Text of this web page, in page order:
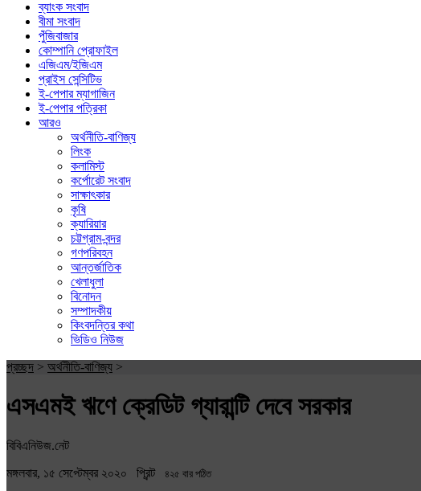
ব্যাংক সংবাদ
বীমা সংবাদ
পুঁজিবাজার
কোম্পানি প্রোফাইল
এজিএম/ইজিএম
প্রাইস সেন্সিটিভ
ই-পেপার ম্যাগাজিন
ই-পেপার পত্রিকা
আরও
অর্থনীতি-বাণিজ্য
লিংক
কলামিস্ট
কর্পোরেট সংবাদ
সাক্ষাৎকার
কৃষি
ক্যারিয়ার
চট্টগ্রাম-বন্দর
গণপরিবহন
আন্তর্জাতিক
খেলাধুলা
বিনোদন
সম্পাদকীয়
কিংবদন্তির কথা
ভিডিও নিউজ
প্রচ্ছদ > অর্থনীতি-বাণিজ্য >
এসএমই ঋণে ক্রেডিট গ্যারান্টি দেবে সরকার
বিবিএনিউজ.নেট
মঙ্গলবার, ১৫ সেপ্টেম্বর ২০২০ প্রিন্ট ৪২৫ বার পঠিত